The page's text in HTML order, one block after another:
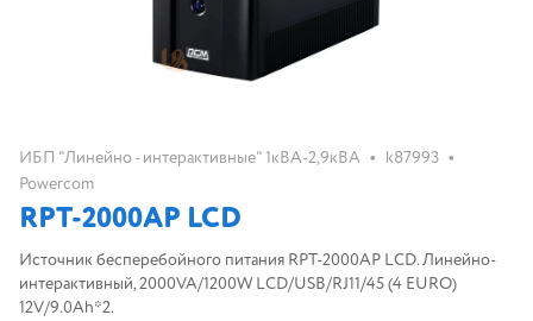
ИБП "Линейно - интерактивные" 1кВА-2,9кВА • k87993 •
Powercom
RPT-2000AP LCD
Источник бесперебойного питания RPT-2000AP LCD. Линейно-
интерактивный, 2000VA/1200W LCD/USB/RJ11/45 (4 EURO)
12V/9.0Ah*2.